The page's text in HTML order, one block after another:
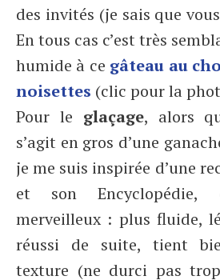
des invités (je sais que
En tous cas c’est très
humide à ce gâteau au
noisettes (clic pour la
Pour le glaçage, alors
s’agit en gros d’une
je me suis inspirée d’une
et son
merveilleux : plus fluide,
réussi de suite, tient
texture (ne durci pas